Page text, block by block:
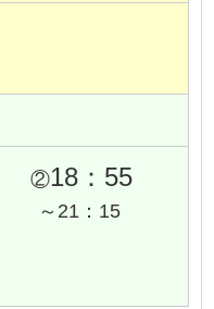
②18：55
～21：15